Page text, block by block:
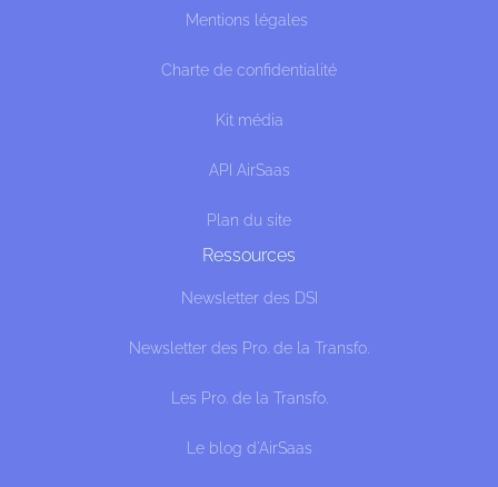
Mentions légales
Charte de confidentialité
Kit média
API AirSaas
Plan du site
Ressources
Newsletter des DSI
Newsletter des Pro. de la Transfo.
Les Pro. de la Transfo.
Le blog d'AirSaas